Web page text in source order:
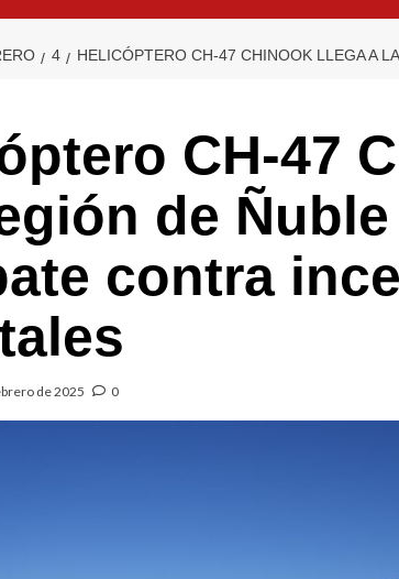
4 HELICÓPTERO CH-47 CHINOOK LLEGA A
CH-47
de
contra
de 2025 0